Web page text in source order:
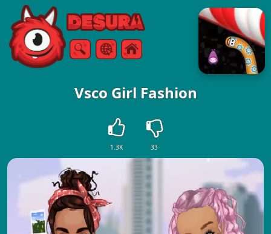
Free Online Games
ТърсенеМеню
Vsco Girl Fashion
1.3K 33